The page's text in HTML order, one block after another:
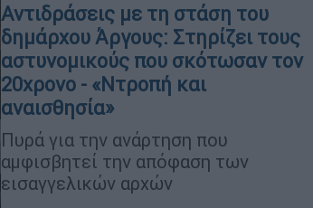
Αντιδράσεις με τη στάση του
δημάρχου Άργους: Στηρίζει τους
αστυνομικούς που σκότωσαν τον
20χρονο - «Ντροπή και
αναισθησία»
Πυρά για την ανάρτηση που
αμφισβητεί την απόφαση των
εισαγγελικών αρχών